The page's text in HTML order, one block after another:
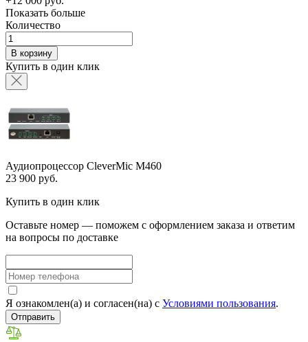
Показать больше
Количество
В корзину
Купить в один клик
Аудиопроцессор CleverMic M460
23 900 руб.
Купить в один клик
Оставьте номер — поможем с оформлением заказа и ответим
на вопросы по доставке
Я ознакомлен(а) и согласен(на) с Условиями пользования.
Отправить